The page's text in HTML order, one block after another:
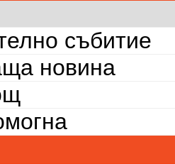
събитие
новина